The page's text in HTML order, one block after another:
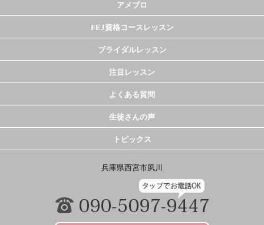
アメブロ
FEJ資格コースレッスン
ブライダルレッスン
注目レッスン
よくある質問
生徒さんの声
トピックス
兵庫県西宮市夙川